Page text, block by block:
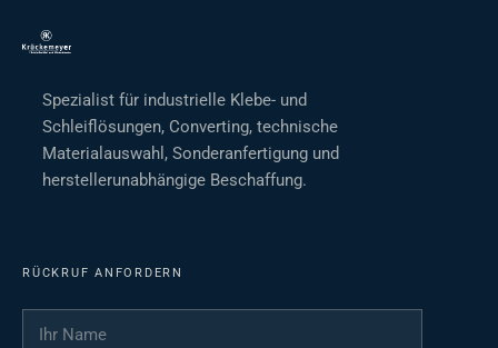
Spezialist für industrielle Klebe- und
Schleiflösungen, Converting, technische
Materialauswahl, Sonderanfertigung und
herstellerunabhängige Beschaffung.
RÜCKRUF ANFORDERN
Ihr Name